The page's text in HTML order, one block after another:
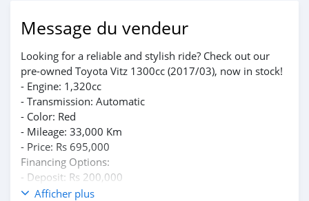
Message du vendeur
Looking for a reliable and stylish ride? Check out our
pre-owned Toyota Vitz 1300cc (2017/03), now in stock!
- Engine: 1,320cc
- Transmission: Automatic
- Color: Red
- Mileage: 33,000 Km
- Price: Rs 695,000
Financing Options:
- Deposit: Rs 200,000
- Monthly: Rs 10,275 for 5 years
Afficher plus